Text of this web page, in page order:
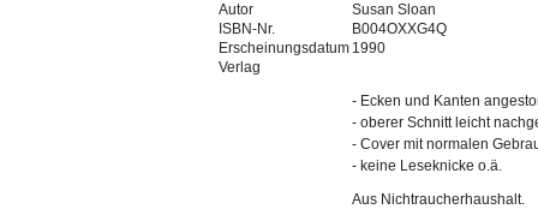
Autor
Susan Sloan
ISBN-Nr.
B004OXXG4Q
Erscheinungsdatum 1990
Verlag
- Ecken und Kanten
- oberer Schnitt leicht
- Cover mit normalen
- keine Leseknicke o.ä.
Aus Nichtraucherhaushalt.